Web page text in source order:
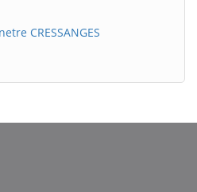
CRESSANGES